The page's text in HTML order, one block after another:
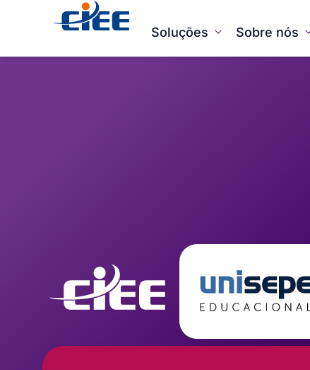
Soluções Sobre nós